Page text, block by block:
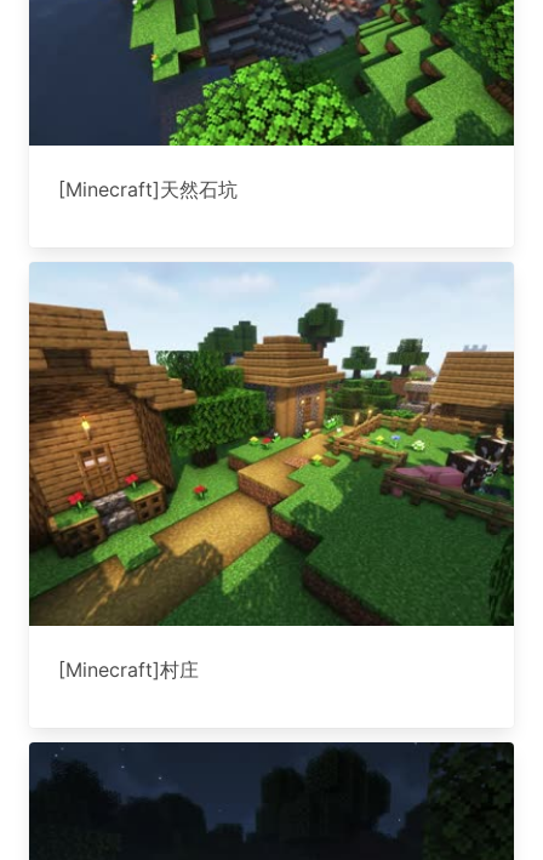
[Minecraft]天然石坑
[Minecraft]村庄